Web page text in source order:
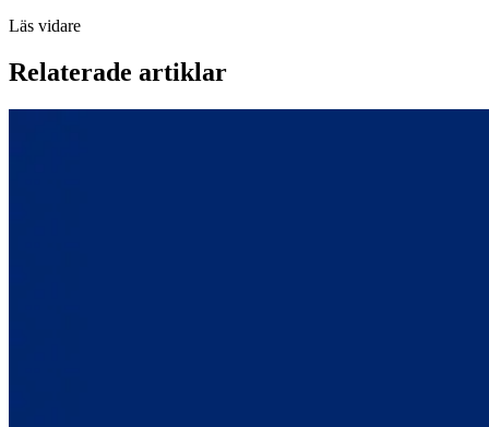
Läs vidare
Relaterade artiklar